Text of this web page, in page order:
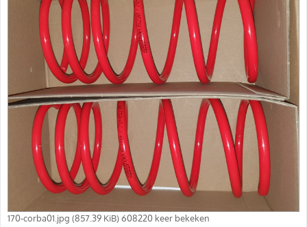
170-corba01.jpg (857.39 KiB) 608220 keer bekeken